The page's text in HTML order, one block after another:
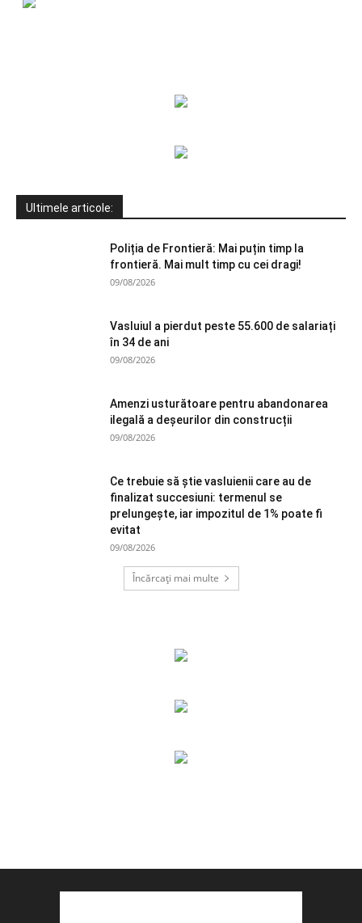
Ultimele articole:
Poliția de Frontieră: Mai puțin timp la
frontieră. Mai mult timp cu cei dragi!
09/08/2026
Vasluiul a pierdut peste 55.600 de salariați
în 34 de ani
09/08/2026
Amenzi usturătoare pentru abandonarea
ilegală a deșeurilor din construcții
09/08/2026
Ce trebuie să știe vasluienii care au de
finalizat succesiuni: termenul se
prelungește, iar impozitul de 1% poate fi
evitat
09/08/2026
Încărcați mai multe